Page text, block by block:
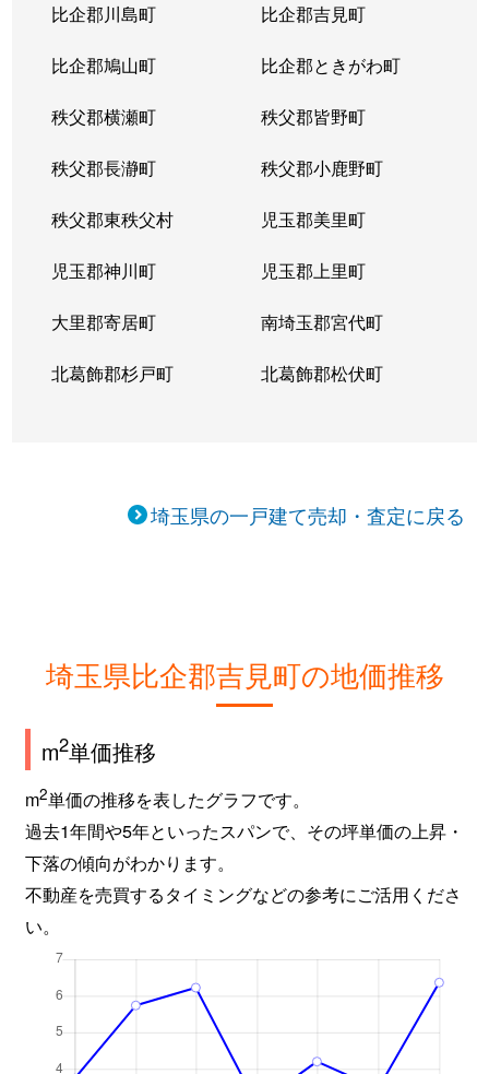
比企郡川島町 比企郡吉見町
比企郡鳩山町 比企郡ときがわ町
秩父郡横瀬町 秩父郡皆野町
秩父郡長瀞町 秩父郡小鹿野町
秩父郡東秩父村 児玉郡美里町
児玉郡神川町 児玉郡上里町
大里郡寄居町 南埼玉郡宮代町
北葛飾郡杉戸町 北葛飾郡松伏町
埼玉県の一戸建て売却・査定に戻る
埼玉県比企郡吉見町の地価推移
m2単価推移
m2単価の推移を表したグラフです。
過去1年間や5年といったスパンで、その坪単価の上昇・
下落の傾向がわかります。
不動産を売買するタイミングなどの参考にご活用くださ
い。